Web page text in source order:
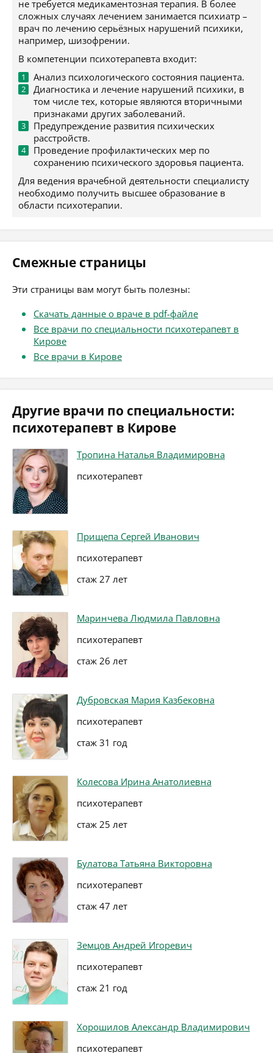
не требуется медикаментозная терапия. В более
сложных случаях лечением занимается психиатр –
врач по лечению серьёзных нарушений психики,
например, шизофрении.
В компетенции психотерапевта входит:
Анализ психологического состояния пациента.
Диагностика и лечение нарушений психики, в
том числе тех, которые являются вторичными
признаками других заболеваний.
Предупреждение развития психических
расстройств.
Проведение профилактических мер по
сохранению психического здоровья пациента.
Для ведения врачебной деятельности специалисту
необходимо получить высшее образование в
области психотерапии.
Смежные страницы
Эти страницы вам могут быть полезны:
Скачать данные о враче в pdf-файле
Все врачи по специальности психотерапевт в
Кирове
Все врачи в Кирове
Другие врачи по специальности:
психотерапевт в Кирове
Тропина Наталья Владимировна
психотерапевт
Прищепа Сергей Иванович
психотерапевт
стаж 27 лет
Маринчева Людмила Павловна
психотерапевт
стаж 26 лет
Дубровская Мария Казбековна
психотерапевт
стаж 31 год
Колесова Ирина Анатолиевна
психотерапевт
стаж 25 лет
Булатова Татьяна Викторовна
психотерапевт
стаж 47 лет
Земцов Андрей Игоревич
психотерапевт
стаж 21 год
Хорошилов Александр Владимирович
психотерапевт